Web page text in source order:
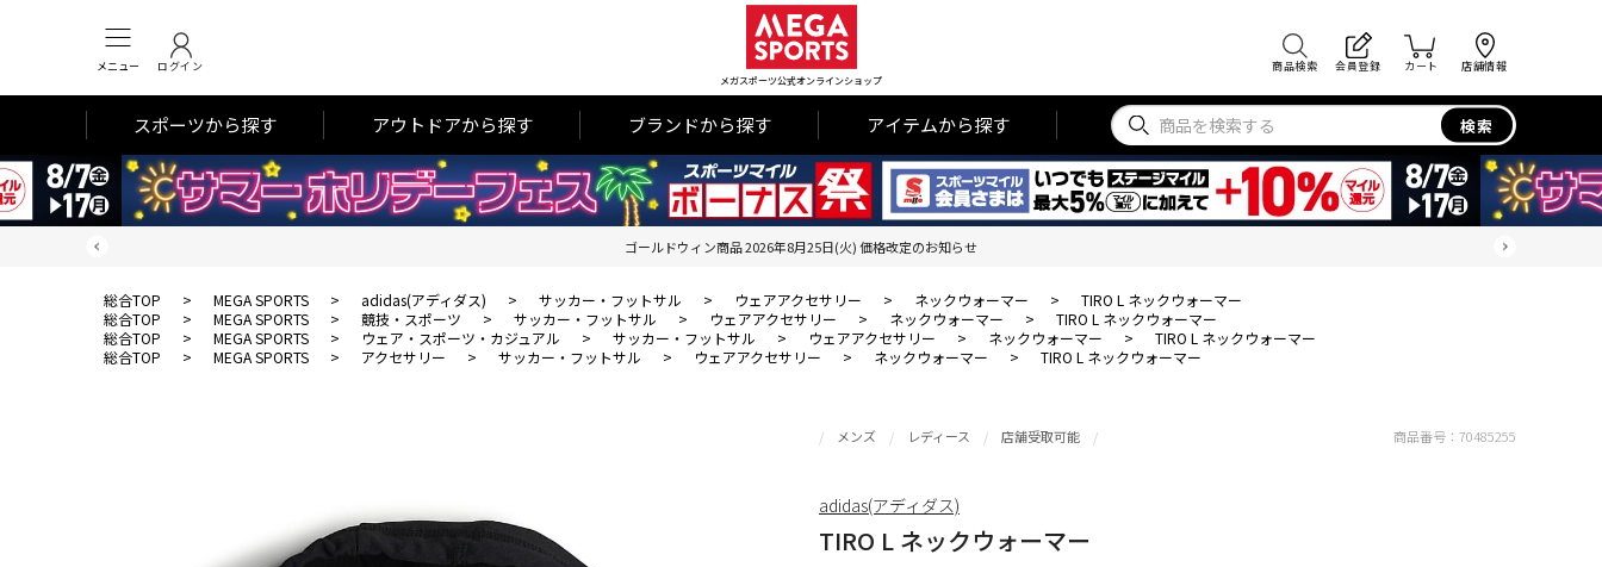
メニュー ログイン
メガスポーツ公式オンラインショップ
商品検索 会員登録 カート 店舗情報
スポーツから探す アウトドアから探す ブランドから探す アイテムから探す 検索
ゴールドウィン商品 2026年8月25日(火) 価格改定のお知らせ
総合TOP > MEGA SPORTS > adidas(アディダス) > サッカー・フットサル > ウェアアクセサリー > ネックウォーマー >
TIRO L ネックウォーマー
総合TOP
> MEGA SPORTS > 競技・スポーツ > サッカー・フットサル > ウェアアクセサリー > ネックウォーマー >
TIRO L ネックウォーマー
総合TOP
> MEGA SPORTS > ウェア・スポーツ・カジュアル > サッカー・フットサル > ウェアアクセサリー > ネックウォーマー >
TIRO L ネックウォーマー
総合TOP
> MEGA SPORTS > アクセサリー > サッカー・フットサル > ウェアアクセサリー > ネックウォーマー > TIRO L ネックウォーマー
メンズ レディース 店舗受取可能
TIRO L ネックウォーマー
商品番号： 70485255
adidas(アディダス)